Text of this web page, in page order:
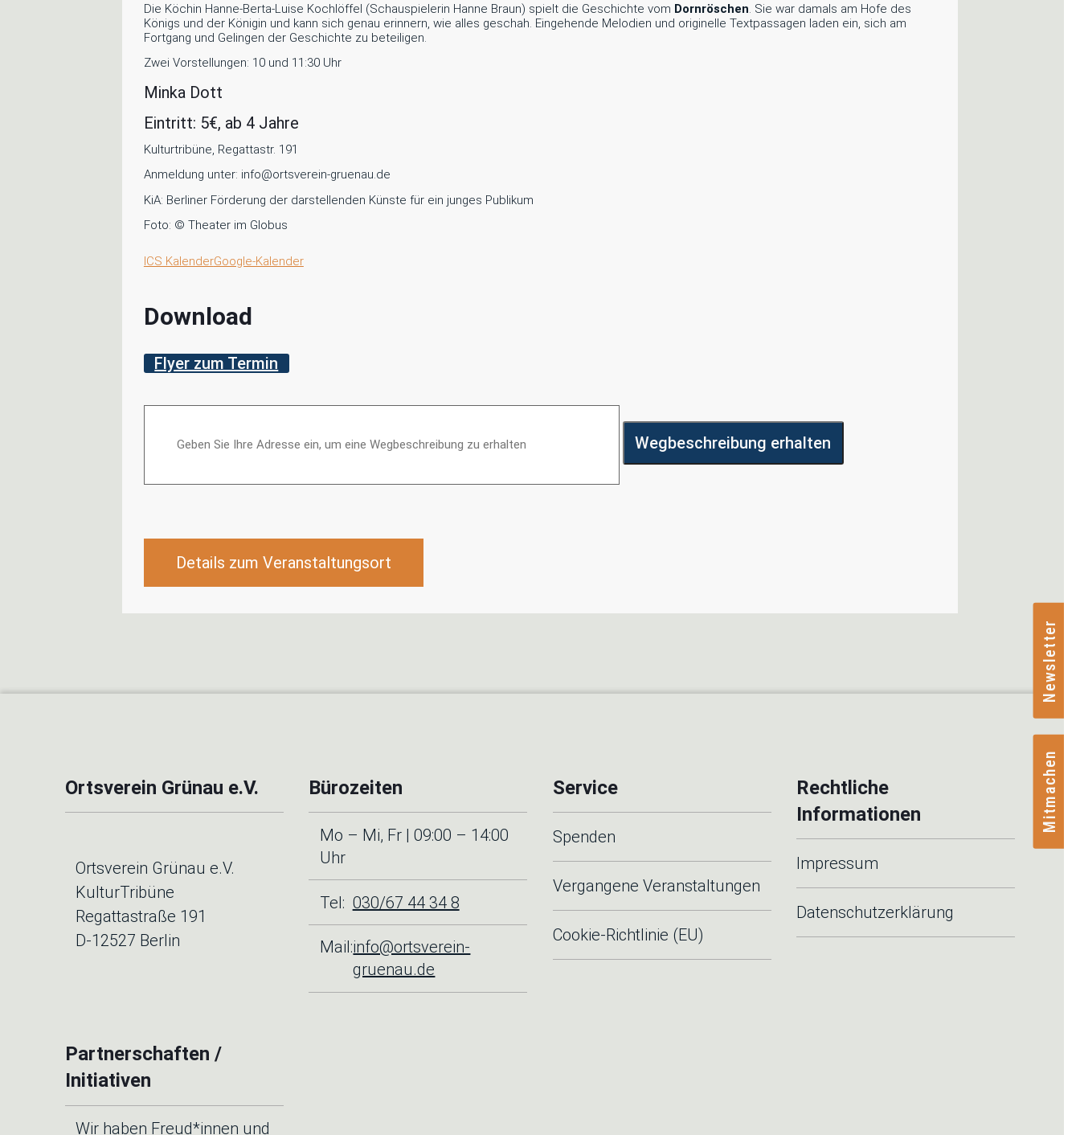
Mitmachen
Newsletter
Die Köchin Hanne-Berta-Luise Kochlöffel (Schauspielerin Hanne Braun) spielt die Geschichte vom Dornröschen. Sie war damals am Hofe des
Königs und der Königin und kann sich genau erinnern, wie alles geschah. Eingehende Melodien und originelle Textpassagen laden ein, sich am
Fortgang und Gelingen der Geschichte zu beteiligen.
Zwei Vorstellungen: 10 und 11:30 Uhr
Minka Dott
Eintritt: 5€, ab 4 Jahre
Kulturtribüne, Regattastr. 191
Anmeldung unter: info@ortsverein-gruenau.de
KiA: Berliner Förderung der darstellenden Künste für ein junges Publikum
Foto: © Theater im Globus
ICS KalenderGoogle-Kalender
Download
Flyer zum Termin
Wegbeschreibung erhalten
Details zum Veranstaltungsort
Ortsverein Grünau e.V.
Ortsverein Grünau e.V.
KulturTribüne
Regattastraße 191
D-12527 Berlin
Bürozeiten
Mo – Mi, Fr | 09:00 – 14:00
Uhr
Tel: 030/67 44 34 8
Mail:info@ortsverein-
gruenau.de
Service
Spenden
Vergangene Veranstaltungen
Cookie-Richtlinie (EU)
Rechtliche
Informationen
Impressum
Datenschutzerklärung
Partnerschaften /
Initiativen
Wir haben Freud*innen und